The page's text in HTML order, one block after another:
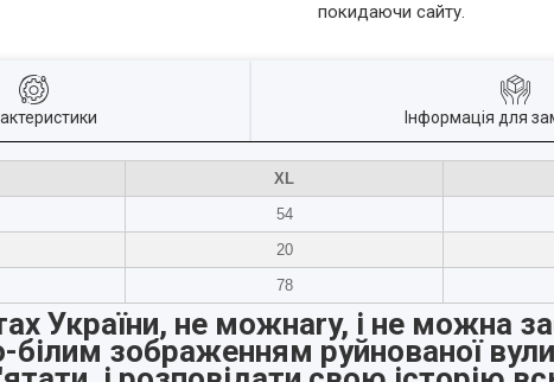
покидаючи сайту.
Інформація для
XL
54
20
78
України, не можнаry, і не можна
білим зображенням руйнованої